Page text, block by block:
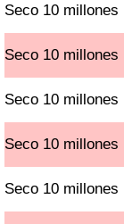
Seco 10 millones
Seco 10 millones
Seco 10 millones
Seco 10 millones
Seco 10 millones